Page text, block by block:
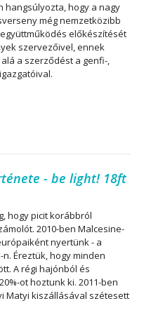
hangsúlyozta, hogy a nagy
még nemzetközibb
előkészítését
szervezőivel, ennek
a szerződést a genfi-,
- be light! 18ft
hogy picit korábbról
2010-ben Malcesine-
nyertünk - a
n. Éreztük, hogy minden
A régi hajónból és
ot hoztunk ki. 2011-ben
Matyi kiszállásával szétesett